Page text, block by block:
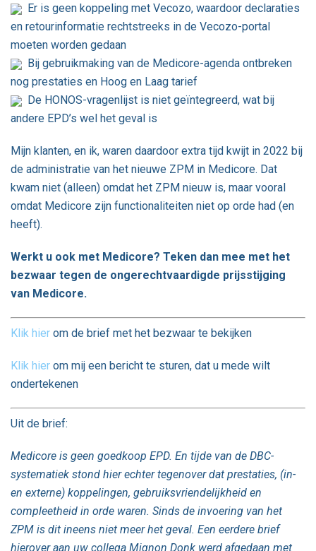
Er is geen koppeling met Vecozo, waardoor declaraties
en retourinformatie rechtstreeks in de Vecozo-portal
moeten worden gedaan
Bij gebruikmaking van de Medicore-agenda ontbreken
nog prestaties en Hoog en Laag tarief
De HONOS-vragenlijst is niet geïntegreerd, wat bij
andere EPD’s wel het geval is
Mijn klanten, en ik, waren daardoor extra tijd kwijt in 2022 bij
de administratie van het nieuwe ZPM in Medicore. Dat
kwam niet (alleen) omdat het ZPM nieuw is, maar vooral
omdat Medicore zijn functionaliteiten niet op orde had (en
heeft).
Werkt u ook met Medicore? Teken dan mee met het
bezwaar tegen de ongerechtvaardigde prijsstijging
van Medicore.
Klik hier om de brief met het bezwaar te bekijken
Klik hier om mij een bericht te sturen, dat u mede wilt
ondertekenen
Uit de brief:
Medicore is geen goedkoop EPD. En tijde van de DBC-
systematiek stond hier echter tegenover dat prestaties, (in-
en externe) koppelingen, gebruiksvriendelijkheid en
compleetheid in orde waren. Sinds de invoering van het
ZPM is dit ineens niet meer het geval. Een eerdere brief
hierover aan uw collega Mignon Donk werd afgedaan met